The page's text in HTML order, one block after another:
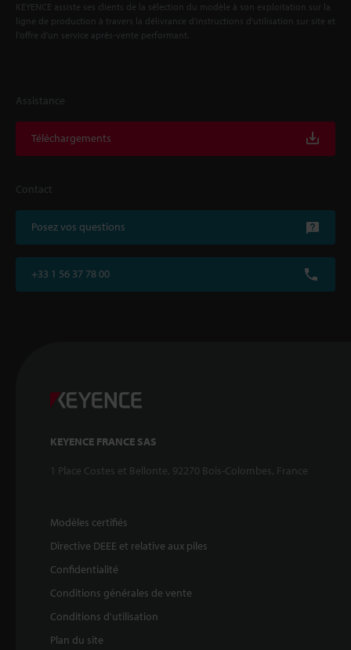
KEYENCE assiste ses clients de la sélection du modèle à son exploitation sur la
ligne de production à travers la délivrance d'instructions d'utilisation sur site et
l'offre d'un service après-vente performant.
Assistance
Téléchargements
Contact
Posez vos questions
+33 1 56 37 78 00
KEYENCE FRANCE SAS
1 Place Costes et Bellonte, 92270 Bois-Colombes, France
Modèles certifiés
Directive DEEE et relative aux piles
Confidentialité
Conditions générales de vente
Conditions d'utilisation
Plan du site